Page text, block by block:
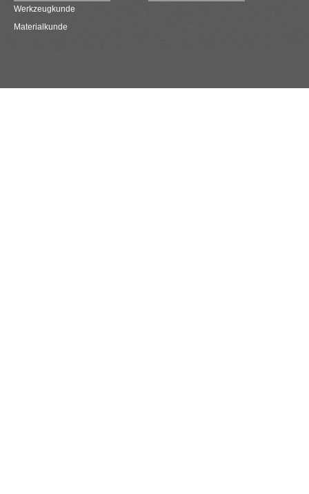
Werkzeugkunde
Materialkunde